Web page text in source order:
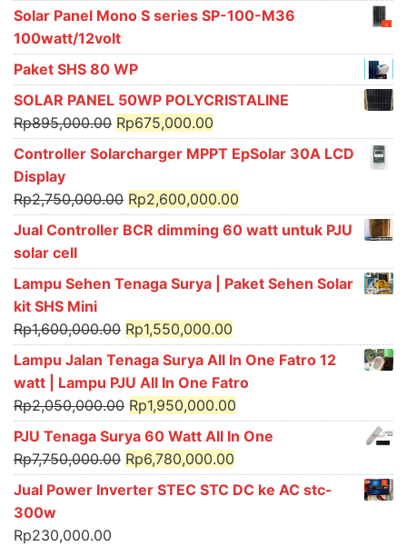
Solar Panel Mono S series SP-100-M36
100watt/12volt
Paket SHS 80 WP
SOLAR PANEL 50WP POLYCRISTALINE
Rp895,000.00 Original
price
Rp895,000.00.
Rp675,000.00
price
Rp675,000.00.
Controller Solarcharger MPPT EpSolar 30A LCD
Display
Rp2,750,000.00 Original
price
Rp2,750,000.00.
Rp2,600,000.00
price
Rp2,600,000.00.
Jual Controller BCR dimming 60 watt untuk PJU
solar cell
Lampu Sehen Tenaga Surya | Paket Sehen Solar
kit SHS Mini
Rp1,600,000.00 Original
price
was:
Rp1,600,000.00.
Rp1,550,000.00
price
Rp1,550,000.00.
Lampu Jalan Tenaga Surya All In One Fatro 12
watt | Lampu PJU All In One Fatro
Rp2,050,000.00 Original
price
was:
Rp2,050,000.00.
Rp1,950,000.00
price
Rp1,950,000.00.
PJU Tenaga Surya 60 Watt All In One
Rp7,750,000.00 Original
price
Rp6,780,000.00
price
Jual Power Inverter STEC STC DC ke AC stc-
300w
Rp230,000.00